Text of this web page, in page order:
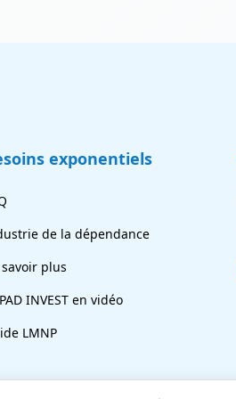
exponentiels
de la dépendance
savoir plus
INVEST en vidéo
LMNP